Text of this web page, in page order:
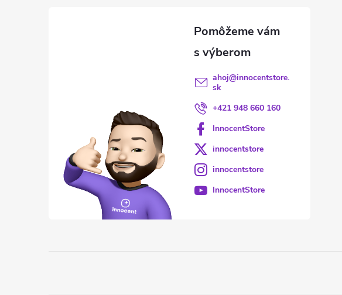
ahoj@innocentstore.
sk
+421 948 660 160
InnocentStore
innocentstore
innocentstore
InnocentStore